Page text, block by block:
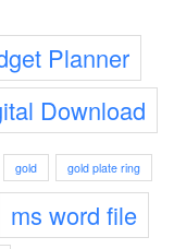
Planner
Download
gold gold plate ring
ms word file